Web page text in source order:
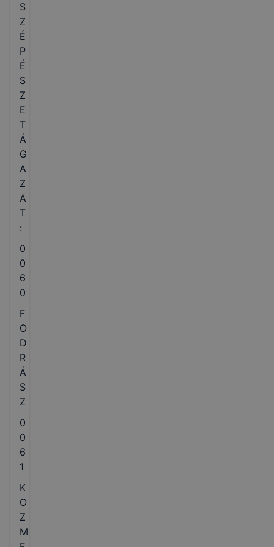
S
Z
É
P
É
S
Z
E
T
Á
G
A
Z
A
T
:
0
0
6
0
F
O
D
R
Á
S
Z
0
0
6
1
K
O
Z
M